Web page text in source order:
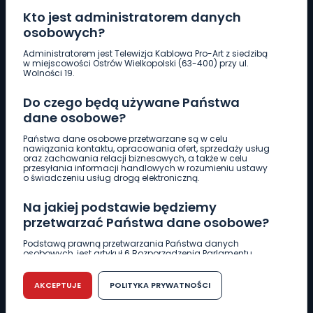
Kto jest administratorem danych
osobowych?
Administratorem jest Telewizja Kablowa Pro-Art z siedzibą
w miejscowości Ostrów Wielkopolski (63-400) przy ul.
Wolności 19.
Do czego będą używane Państwa
dane osobowe?
Państwa dane osobowe przetwarzane są w celu
nawiązania kontaktu, opracowania ofert, sprzedaży usług
oraz zachowania relacji biznesowych, a także w celu
przesyłania informacji handlowych w rozumieniu ustawy
o świadczeniu usług drogą elektroniczną.
Na jakiej podstawie będziemy
przetwarzać Państwa dane osobowe?
Podstawą prawną przetwarzania Państwa danych
osobowych, jest artykuł 6 Rozporządzenia Parlamentu
r. w sprawie ochrony osób fizycznych w związku z
przetwarzaniem danych osobowych w sprawie
swobodnego przepływu takich danych oraz uchylenia
dyrektywy 95/46/WE (RODO).
AKCEPTUJE POLITYKA PRYWATNOŚCI
Pobierz logotyp
661 997 997
REDAKCJA
62 735 22 22redakcja@wlkp24.info
DZIAŁ REKLAMY
62 735 01 85 reklama@wlkp24.info
WIADOMOŚCI
CIEKAWOSTKI